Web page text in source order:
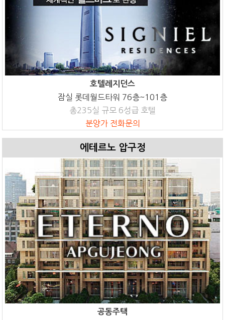
호텔레지던스
잠실 롯데월드타워 76층~101층
총235실 규모 6성급 호텔
분양가 전화문의
에테르노 압구정
공동주택